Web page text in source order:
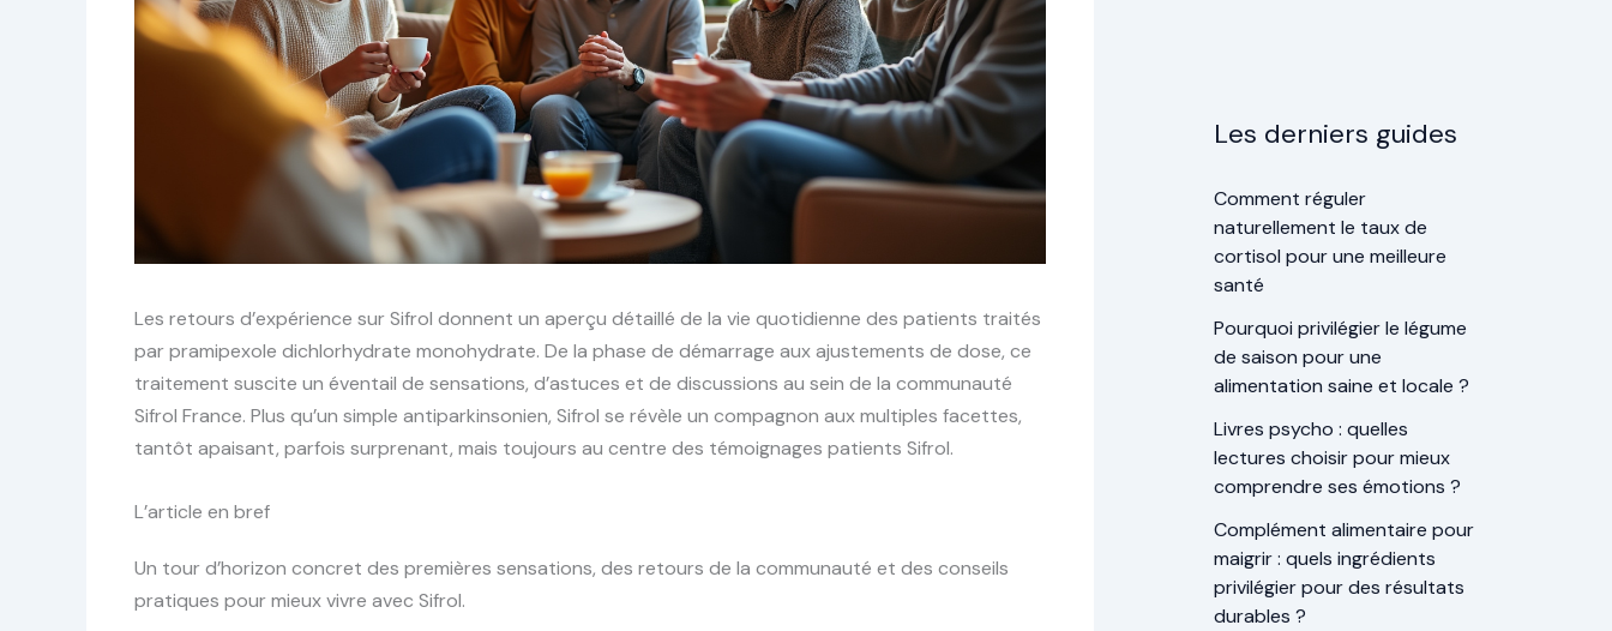
Les retours d’expérience sur Sifrol donnent un aperçu détaillé de la vie quotidienne des patients traités
par pramipexole dichlorhydrate monohydrate. De la phase de démarrage aux ajustements de dose, ce
traitement suscite un éventail de sensations, d’astuces et de discussions au sein de la communauté
Sifrol France. Plus qu’un simple antiparkinsonien, Sifrol se révèle un compagnon aux multiples facettes,
tantôt apaisant, parfois surprenant, mais toujours au centre des témoignages patients Sifrol.
L’article en bref
Un tour d’horizon concret des premières sensations, des retours de la communauté et des conseils
pratiques pour mieux vivre avec Sifrol.
Les derniers guides
Comment réguler
naturellement le taux de
cortisol pour une meilleure
santé
Pourquoi privilégier le légume
de saison pour une
alimentation saine et locale ?
Livres psycho : quelles
lectures choisir pour mieux
comprendre ses émotions ?
Complément alimentaire pour
maigrir : quels ingrédients
privilégier pour des résultats
durables ?